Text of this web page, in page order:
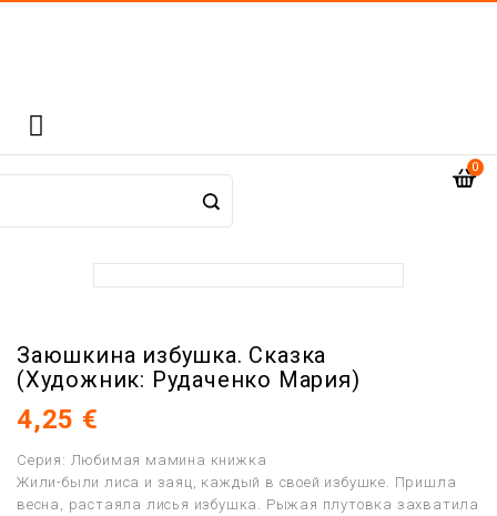

0
Заюшкина избушка. Сказка
(Художник: Рудаченко Мария)
4,25 €
Серия: Любимая мамина книжка
Жили-были лиса и заяц, каждый в своей избушке. Пришла
весна, растаяла лисья избушка. Рыжая плутовка захватила